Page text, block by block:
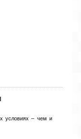
условиях – чем и